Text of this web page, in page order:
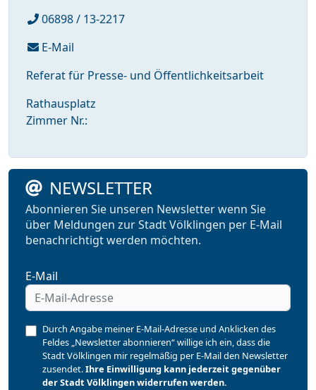
06898 / 13-2217
E-Mail
Referat für Presse- und Öffentlichkeitsarbeit
Rathausplatz
Zimmer Nr.:
NEWSLETTER
Abonnieren Sie unseren Newsletter wenn Sie
über Meldungen zur Stadt Völklingen per E-Mail
benachrichtigt werden möchten.
E-Mail
Durch Angabe meiner E-Mail-Adresse und Anklicken des
Feldes „Newsletter abonnieren“ willige ich ein, dass die
Stadt Völklingen mir regelmäßig per E-Mail den Newsletter
zusendet.Ihre Einwilligung kann jederzeit gegenüber
der Stadt Völklingen widerrufen werden.